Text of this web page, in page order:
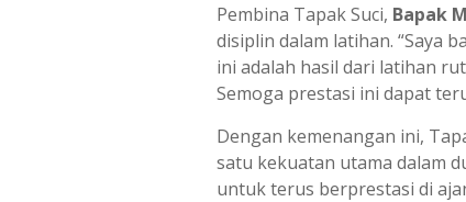
Pembina Tapak Suci, Bapak
disiplin dalam latihan. “Saya
ini adalah hasil dari latihan
Semoga prestasi ini dapat
Dengan kemenangan ini,
satu kekuatan utama dalam
untuk terus berprestasi di